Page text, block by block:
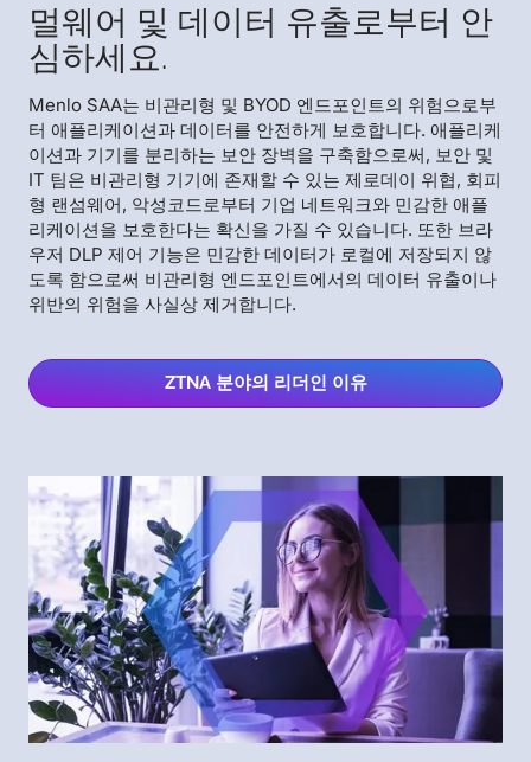
멀웨어 및 데이터 유출로부터 안
심하세요.
Menlo SAA는 비관리형 및 BYOD 엔드포인트의 위험으로부
터 애플리케이션과 데이터를 안전하게 보호합니다. 애플리케
이션과 기기를 분리하는 보안 장벽을 구축함으로써, 보안 및
IT 팀은 비관리형 기기에 존재할 수 있는 제로데이 위협, 회피
형 랜섬웨어, 악성코드로부터 기업 네트워크와 민감한 애플
리케이션을 보호한다는 확신을 가질 수 있습니다. 또한 브라
우저 DLP 제어 기능은 민감한 데이터가 로컬에 저장되지 않
도록 함으로써 비관리형 엔드포인트에서의 데이터 유출이나
위반의 위험을 사실상 제거합니다.
ZTNA 분야의 리더인 이유